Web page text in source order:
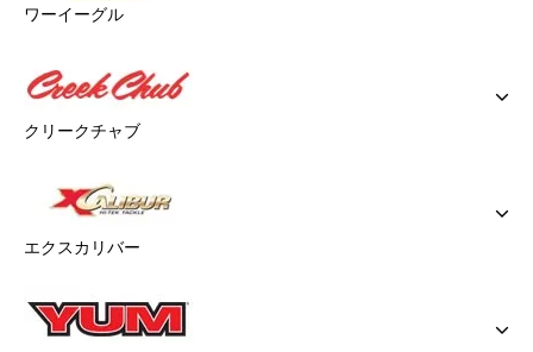
ワーイーグル
クリークチャブ
エクスカリバー